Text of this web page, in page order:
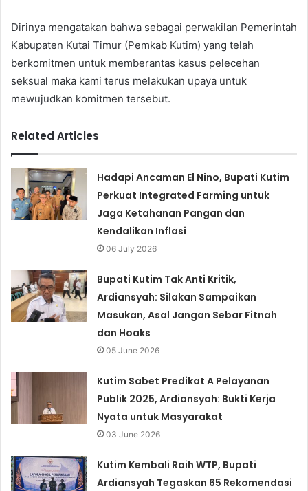
Dirinya mengatakan bahwa sebagai perwakilan Pemerintah
Kabupaten Kutai Timur (Pemkab Kutim) yang telah
berkomitmen untuk memberantas kasus pelecehan
seksual maka kami terus melakukan upaya untuk
mewujudkan komitmen tersebut.
Related Articles
Hadapi Ancaman El Nino, Bupati Kutim
Perkuat Integrated Farming untuk
Jaga Ketahanan Pangan dan
Kendalikan Inflasi
06 July 2026
Bupati Kutim Tak Anti Kritik,
Ardiansyah: Silakan Sampaikan
Masukan, Asal Jangan Sebar Fitnah
dan Hoaks
05 June 2026
Kutim Sabet Predikat A Pelayanan
Publik 2025, Ardiansyah: Bukti Kerja
Nyata untuk Masyarakat
03 June 2026
Kutim Kembali Raih WTP, Bupati
Ardiansyah Tegaskan 65 Rekomendasi